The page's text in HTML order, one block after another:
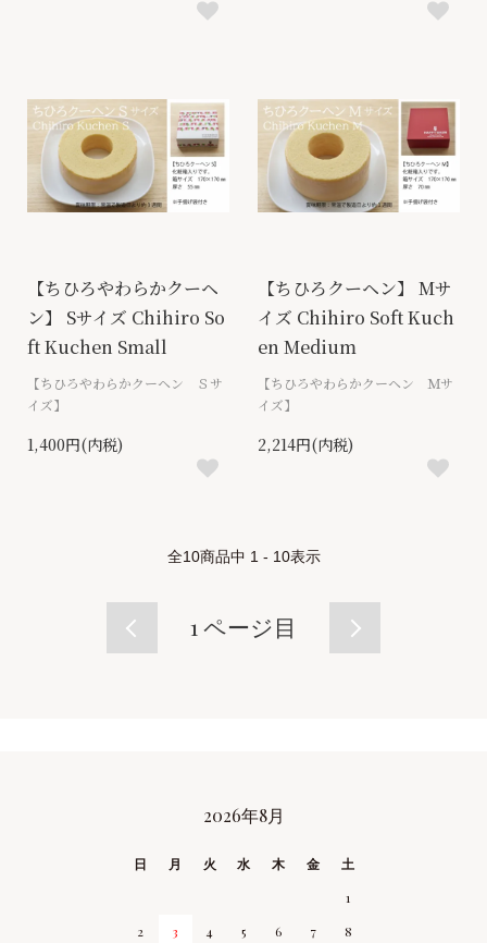
【ちひろやわらかクーヘ
ン】 Sサイズ Chihiro So
ft Kuchen Small
【ちひろやわらかクーヘン Ｓサ
イズ】
1,400円(内税)
【ちひろクーヘン】 Mサ
イズ Chihiro Soft Kuch
en Medium
【ちひろやわらかクーヘン Ｍサ
イズ】
2,214円(内税)
全10商品中 1 - 10表示
1 ページ目
2026年8月
日 月 火 水 木 金
土
1
2
3 4 5 6 7
8